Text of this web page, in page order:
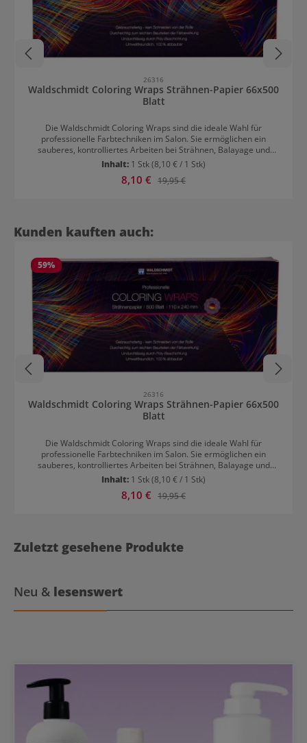
26316
Waldschmidt Coloring Wraps Strähnen-Papier 66x500
Blatt
Die Waldschmidt Coloring Wraps sind die ideale Wahl für
professionelle Farbtechniken im Salon. Sie ermöglichen ein
sauberes, kontrolliertes Arbeiten bei Strähnen, Balayage und
kreativen Colorationen und sorgen für eine gleichmäßige
flexiblen Materials passen sich die Wraps optimal dem Haar an
verfügbar:kurz 110x160 mm lang 110x240 mm
Inhalt: 1 Stk(8,10 € / 1 Stk)
Verkaufspreis:
8,10 € Regulärer Preis:
19,95 €
Produktgalerie überspringen
Kunden kauften auch:
59%
26316
Waldschmidt Coloring Wraps Strähnen-Papier 66x500
Blatt
Die Waldschmidt Coloring Wraps sind die ideale Wahl für
professionelle Farbtechniken im Salon. Sie ermöglichen ein
sauberes, kontrolliertes Arbeiten bei Strähnen, Balayage und
kreativen Colorationen und sorgen für eine gleichmäßige
flexiblen Materials passen sich die Wraps optimal dem Haar an
verfügbar:kurz 110x160 mm lang 110x240 mm
Inhalt: 1 Stk(8,10 € / 1 Stk)
Verkaufspreis:
8,10 € Regulärer Preis:
19,95 €
Zuletzt gesehene Produkte
Neu & lesenswert